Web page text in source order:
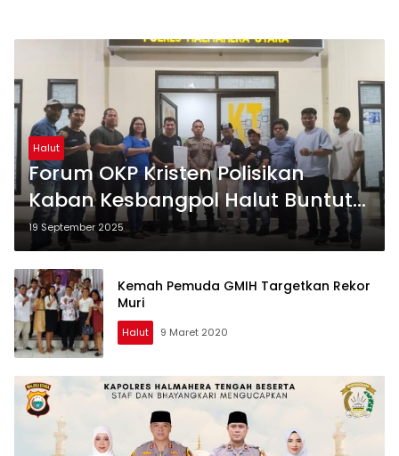
Halut
Forum OKP Kristen Polisikan
Kaban Kesbangpol Halut Buntut
Dugaan Ujaran Provokatif
19 September 2025
Kemah Pemuda GMIH Targetkan Rekor
Muri
Halut 9 Maret 2020